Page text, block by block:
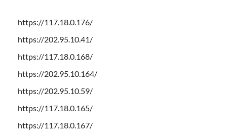
https://117.18.0.176/
https://202.95.10.41/
https://117.18.0.168/
https://202.95.10.164/
https://202.95.10.59/
https://117.18.0.165/
https://117.18.0.167/